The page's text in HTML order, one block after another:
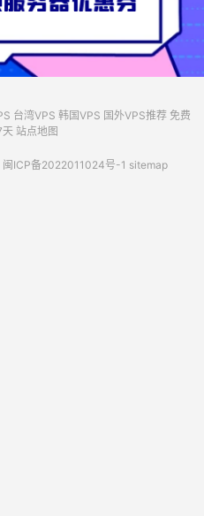
台湾VPS 韩国VPS 国外VPS推荐 免费
站点地图
闽ICP备2022011024号-1 sitemap